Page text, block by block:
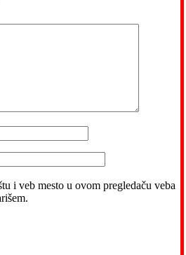
i veb mesto u ovom pregledaču veba